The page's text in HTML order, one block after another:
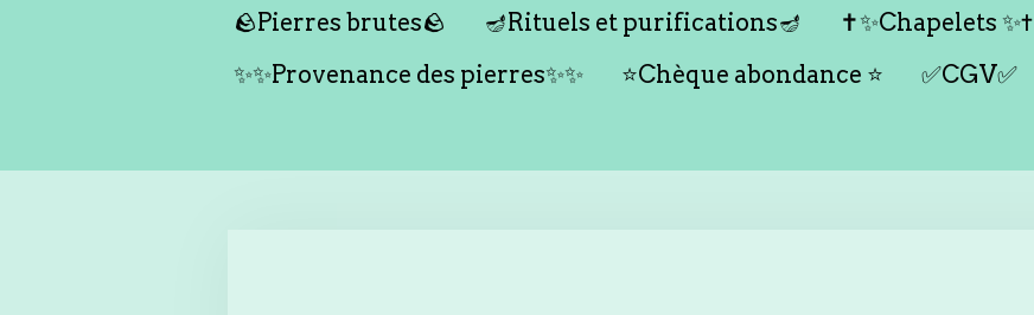
🪨Pierres brutes🪨
🪔Rituels et purifications🪔
✝️✨Chapelets ✨✝️
✨✨Provenance des pierres✨✨
⭐️Chèque abondance ⭐️
✅CGV✅